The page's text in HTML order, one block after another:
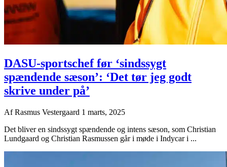
DASU-sportschef før ‘sindssygt
spændende sæson’: ‘Det tør jeg godt
skrive under på’
AfRasmus Vestergaard 1 marts, 2025
Det bliver en sindssygt spændende og intens sæson, som Christian
Lundgaard og Christian Rasmussen går i møde i Indycar i ...